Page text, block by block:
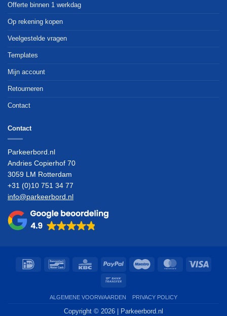
Offerte binnen 1 werkdag
Op rekening kopen
Veelgestelde vragen
Templates
Mijn account
Retourneren
Contact
Contact
Parkeerbord.nl
Andries Copierhof 70
3059 LM Rotterdam
+31 (0)10 751 34 77
info@parkeerbord.nl
IDeal Bancontact KBC PayPal Maestro MasterCard
ALGEMENE VOORWAARDEN PRIVACY POLICY
Copyright © 2026 | Parkeerbord.nl